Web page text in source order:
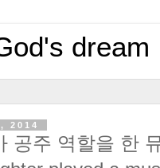
dream
2014
공주 역할을 한